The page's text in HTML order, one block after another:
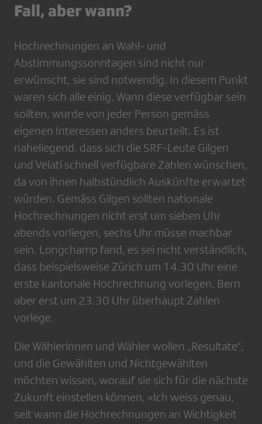
Fall, aber wann?
Hochrechnungen an Wahl- und
Abstimmungssonntagen sind nicht nur
erwünscht, sie sind notwendig. In diesem Punkt
waren sich alle einig. Wann diese verfügbar sein
sollten, wurde von jeder Person gemäss
eigenen Interessen anders beurteilt. Es ist
naheliegend, dass sich die SRF-Leute Gilgen
und Velati schnell verfügbare Zahlen wünschen,
da von ihnen halbstündlich Auskünfte erwartet
würden. Gemäss Gilgen sollten nationale
Hochrechnungen nicht erst um sieben Uhr
abends vorliegen, sechs Uhr müsse machbar
sein. Longchamp fand, es sei nicht verständlich,
dass beispielsweise Zürich um 14.30 Uhr eine
erste kantonale Hochrechnung vorlegen, Bern
aber erst um 23.30 Uhr überhaupt Zahlen
vorlege.
Die Wählerinnen und Wähler wollen „Resultate“,
und die Gewählten und Nichtgewählten
möchten wissen, worauf sie sich für die nächste
Zukunft einstellen können. «Ich weiss genau,
seit wann die Hochrechnungen an Wichtigkeit